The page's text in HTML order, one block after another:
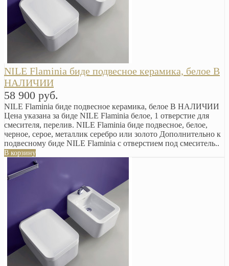
NILE Flaminia биде подвесное керамика, белое В
НАЛИЧИИ
58 900 руб.
NILE Flaminia биде подвесное керамика, белое В НАЛИЧИИ
Цена указана за биде NILE Flaminia белое, 1 отверстие для
смесителя, перелив. NILE Flaminia биде подвесное, белое,
черное, серое, металлик серебро или золото Дополнительно к
подвесному биде NILE Flaminia с отверстием под смеситель..
В корзину